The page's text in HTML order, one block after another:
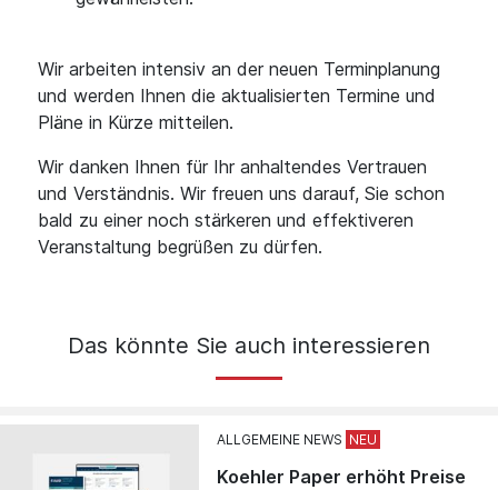
Wir arbeiten intensiv an der neuen Terminplanung
und werden Ihnen die aktualisierten Termine und
Pläne in Kürze mitteilen.
Wir danken Ihnen für Ihr anhaltendes Vertrauen
und Verständnis. Wir freuen uns darauf, Sie schon
bald zu einer noch stärkeren und effektiveren
Veranstaltung begrüßen zu dürfen.
Das könnte Sie auch interessieren
ALLGEMEINE NEWS
Koehler Paper erhöht Preise